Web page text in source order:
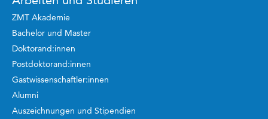
ZMT Akademie
Bachelor und Master
Doktorand:innen
Postdoktorand:innen
Gastwissenschaftler:innen
Alumni
Auszeichnungen und Stipendien